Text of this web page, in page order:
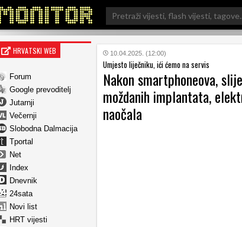
Search
for:
HRVATSKI WEB
Forum
Google prevoditelj
Jutarnji
Večernji
Slobodna Dalmacija
Tportal
Net
Index
Dnevnik
24sata
Novi list
HRT vijesti
10.04.2025. (12:00)
Umjesto liječniku, ići ćemo na servis
Nakon smartphoneova,
moždanih implantata,
naočala